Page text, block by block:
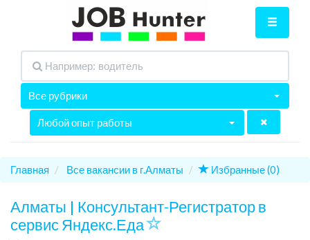
Все рубрики
Любой опыт работы
Главная Все вакансии в г.Алматы Избранные (0)
Алматы | Консультант-Регистратор в
сервис Яндекс.Еда